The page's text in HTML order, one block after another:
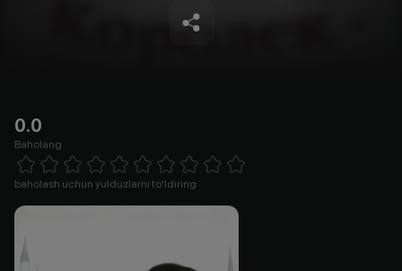
0.0
Baholang
1 Star 2 Stars 3 Stars 4 Stars5 Stars 6 Stars7 Stars8 Stars
baholash uchun yulduzlarni to'ldiring